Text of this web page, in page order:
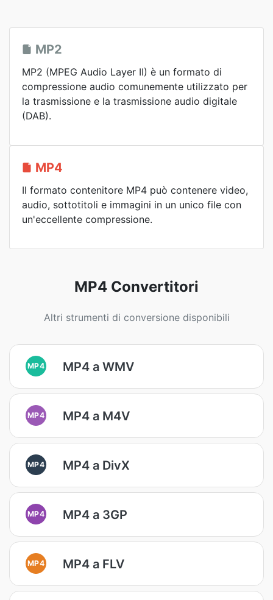
MP2
MP2 (MPEG Audio Layer II) è un formato di
compressione audio comunemente utilizzato per
la trasmissione e la trasmissione audio digitale
(DAB).
MP4
Il formato contenitore MP4 può contenere video,
audio, sottotitoli e immagini in un unico file con
un'eccellente compressione.
MP4 Convertitori
Altri strumenti di conversione disponibili
MP4 MP4 a WMV
MP4 MP4 a M4V
MP4 MP4 a DivX
MP4 MP4 a 3GP
MP4 MP4 a FLV